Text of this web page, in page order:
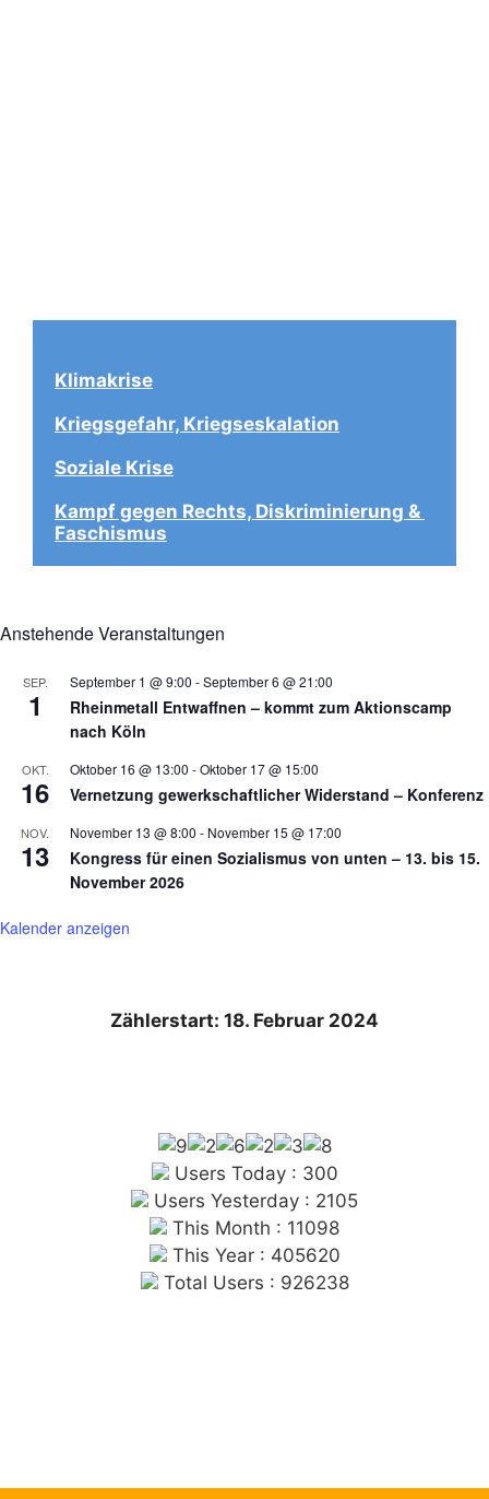
Klimakrise
Kriegsgefahr, Kriegseskalation
Soziale Krise
Kampf gegen Rechts, Diskriminierung &
Faschismus
Anstehende Veranstaltungen
SEP.
1
September 1 @ 9:00 -September 6 @ 21:00
Rheinmetall Entwaffnen – kommt zum Aktionscamp
nach Köln
OKT.
16
Oktober 16 @ 13:00 -Oktober 17 @ 15:00
Vernetzung gewerkschaftlicher Widerstand – Konferenz
NOV.
13
November 13 @ 8:00 - November 15 @ 17:00
Kongress für einen Sozialismus von unten – 13. bis 15.
November 2026
Kalender anzeigen
Zählerstart: 18. Februar 2024
Users Today : 300
Users Yesterday : 2105
This Month : 11098
This Year : 405620
Total Users : 926238